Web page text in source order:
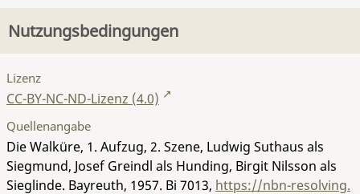
Nutzungsbedingungen
Lizenz
CC-BY-NC-ND-Lizenz (4.0)
Quellenangabe
Die Walküre, 1. Aufzug, 2. Szene, Ludwig Suthaus als
Siegmund, Josef Greindl als Hunding, Birgit Nilsson als
Sieglinde. Bayreuth, 1957. Bi 7013, https://nbn-resolving.